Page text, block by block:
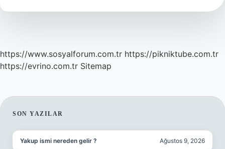
https://www.sosyalforum.com.tr https://pikniktube.com.tr
https://evrino.com.tr Sitemap
SIDEBAR
SON YAZILAR
Yakup ismi nereden gelir ? Ağustos 9, 2026